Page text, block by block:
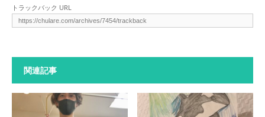
トラックバック URL
関連記事